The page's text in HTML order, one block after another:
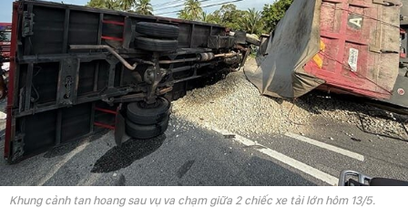
Khung cảnh tan hoang sau vụ va chạm giữa 2 chiếc xe tải lớn hôm 13/5.